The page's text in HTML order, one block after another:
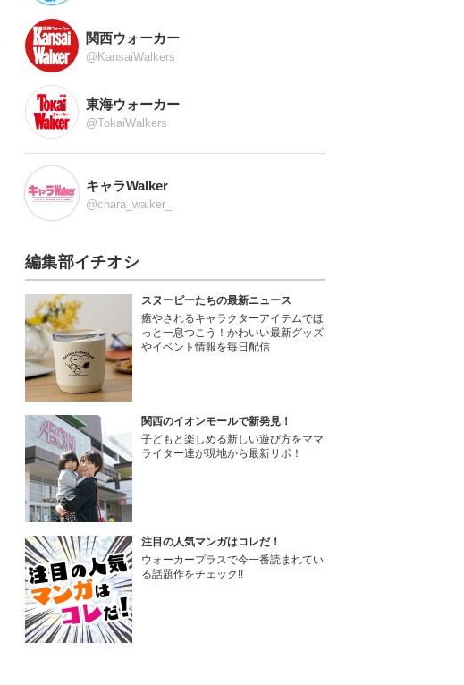
関西ウォーカー
@KansaiWalkers
東海ウォーカー
@TokaiWalkers
キャラWalker
@chara_walker_
編集部イチオシ
スヌーピーたちの最新ニュース
癒やされるキャラクターアイテムでほ
っと一息つこう！かわいい最新グッズ
やイベント情報を毎日配信
関西のイオンモールで新発見！
子どもと楽しめる新しい遊び方をママ
ライター達が現地から最新リポ！
注目の人気マンガはコレだ！
ウォーカープラスで今一番読まれてい
る話題作をチェック!!